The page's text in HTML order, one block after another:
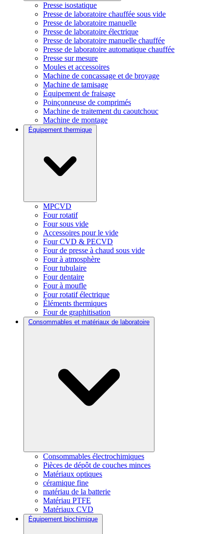
Presse isostatique
Presse de laboratoire chauffée sous vide
Presse de laboratoire manuelle
Presse de laboratoire électrique
Presse de laboratoire manuelle chauffée
Presse de laboratoire automatique chauffée
Presse sur mesure
Moules et accessoires
Machine de concassage et de broyage
Machine de tamisage
Équipement de fraisage
Poinçonneuse de comprimés
Machine de traitement du caoutchouc
Machine de montage
Équipement thermique
MPCVD
Four rotatif
Four sous vide
Accessoires pour le vide
Four CVD & PECVD
Four de presse à chaud sous vide
Four à atmosphère
Four tubulaire
Four dentaire
Four à moufle
Four rotatif électrique
Éléments thermiques
Four de graphitisation
Consommables et matériaux de laboratoire
Consommables électrochimiques
Pièces de dépôt de couches minces
Matériaux optiques
céramique fine
matériau de la batterie
Matériau PTFE
Matériaux CVD
Équipement biochimique